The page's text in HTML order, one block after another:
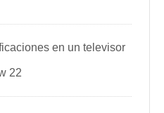
en un televisor
22